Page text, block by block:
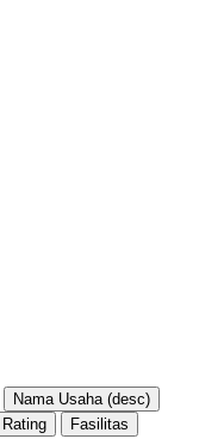
Nama Usaha (desc)
Fasilitas